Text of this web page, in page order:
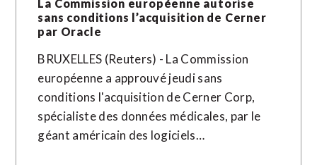
La Commission européenne autorise
sans conditions l’acquisition de Cerner
par Oracle
BRUXELLES (Reuters) - La Commission
européenne a approuvé jeudi sans
conditions l'acquisition de Cerner Corp,
spécialiste des données médicales, par le
géant américain des logiciels…